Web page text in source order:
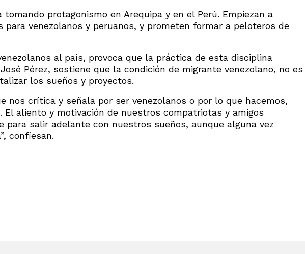
tomando protagonismo en Arequipa y en el Perú. Empiezan a
para venezolanos y peruanos, y prometen formar a peloteros de
al país, provoca que la práctica de esta disciplina
Pérez, sostiene que la condición de migrante venezolano, no es
los sueños y proyectos.
nos crítica y señala por ser venezolanos o por lo que hacemos,
El aliento y motivación de nuestros compatriotas y amigos
para salir adelante con nuestros sueños, aunque alguna vez
confiesan.